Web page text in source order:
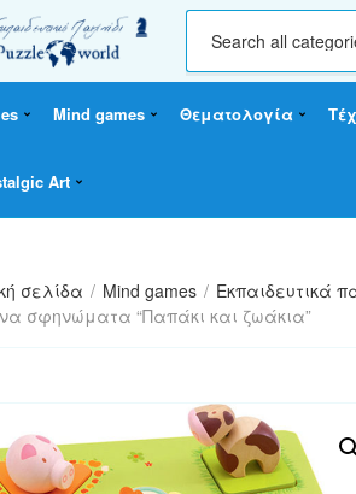
a
t
e
y
m
e
Mind games Θεματολογία
Art
σελίδα / Mind games / Εκπαιδευτικά
σφηνώματα “Παπάκι και ζωάκια”